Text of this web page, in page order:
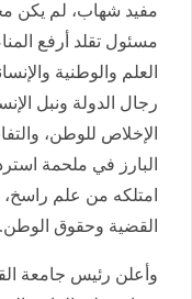
مفيد شهاب، لم يكن
مسئول تقلد أرفع
العلم والوطنية
رجال الدولة ونبل
الإخلاص للوطن،
البارز في ملحمة
امتلكه من علم راسخ،
القضية وحقوق الوطن.
وأعلن رئيس جامعة